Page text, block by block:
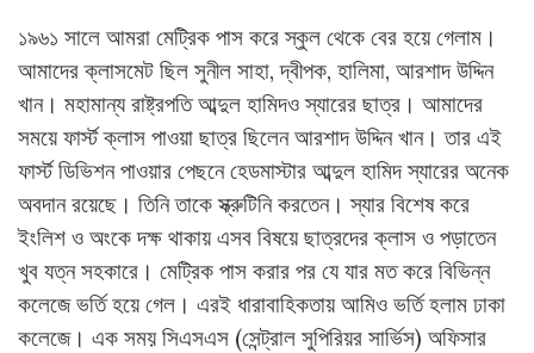
১৯৬১ সালে আমরা মেট্রিক পাস করে স্কুল থেকে বের হয়ে গেলাম।
আমাদের ক্লাসমেট ছিল সুনীল সাহা, দ্বীপক, হালিমা, আরশাদ উদ্দিন
খান। মহামান্য রাষ্ট্রপতি আব্দুল হামিদও স্যারের ছাত্র। আমাদের
সময়ে ফার্স্ট ক্লাস পাওয়া ছাত্র ছিলেন আরশাদ উদ্দিন খান। তার এই
ফার্স্ট ডিভিশন পাওয়ার পেছনে হেডমাস্টার আব্দুল হামিদ স্যারের অনেক
অবদান রয়েছে। তিনি তাকে স্ক্রুটিনি করতেন। স্যার বিশেষ করে
ইংলিশ ও অংকে দক্ষ থাকায় এসব বিষয়ে ছাত্রদের ক্লাস ও পড়াতেন
খুব যত্ন সহকারে। মেট্রিক পাস করার পর যে যার মত করে বিভিন্ন
কলেজে ভর্তি হয়ে গেল। এরই ধারাবাহিকতায় আমিও ভর্তি হলাম ঢাকা
কলেজে। এক সময় সিএসএস (সেন্ট্রাল সুপিরিয়র সার্ভিস) অফিসার